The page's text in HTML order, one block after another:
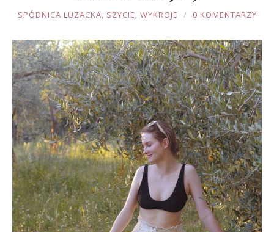
JOULE
SPÓDNICA LUZACKA, SZYCIE, WYKROJE 0 KOMENTARZY